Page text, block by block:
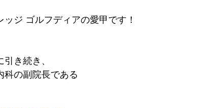
ジ ゴルフディアの愛甲です！
き続き、
科の副院長である